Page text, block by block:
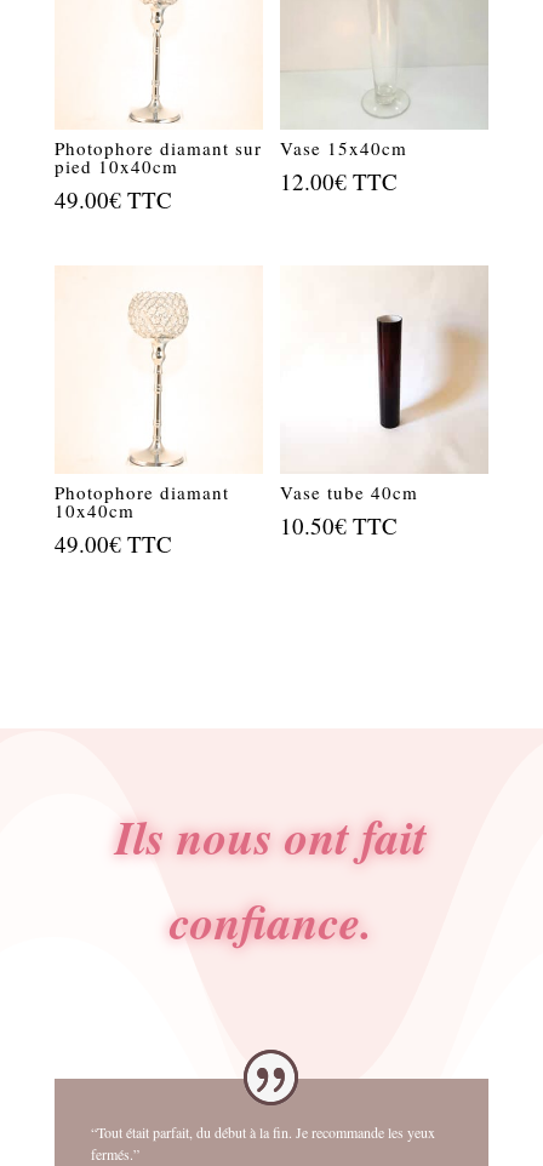
Photophore diamant sur
pied 10x40cm
49.00€ TTC
Vase 15x40cm
12.00€ TTC
Photophore diamant
10x40cm
49.00€ TTC
Vase tube 40cm
10.50€ TTC
Ils nous ont fait
confiance.
“Tout était parfait, du début à la fin. Je recommande les yeux
fermés.”